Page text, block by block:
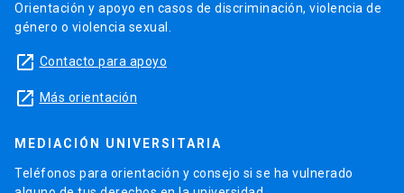
Orientación y apoyo en casos de discriminación, violencia de
género o violencia sexual.
launch Contacto para apoyo
launch Más orientación
MEDIACIÓN UNIVERSITARIA
Teléfonos para orientación y consejo si se ha vulnerado